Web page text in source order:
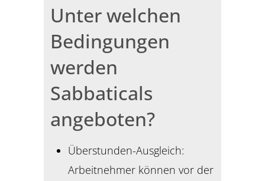
Unter welchen
Bedingungen
werden
Sabbaticals
angeboten?
Überstunden-Ausgleich:
Arbeitnehmer können vor der